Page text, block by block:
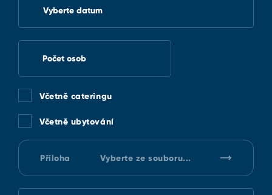
Vyberte datum
Počet osob
Včetně cateringu
Včetně ubytování
Příloha Vyberte ze souboru...